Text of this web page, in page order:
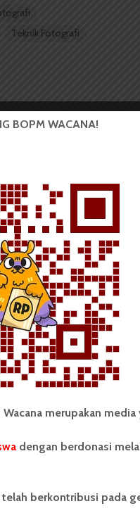
Teknik Fotografi
pers
secara mandiri oleh
Usang oleh Waktu
Sastra
Raih Juara di
BOPM WACANA!
merupakan
dengan berdonasi
berkontribusi pada